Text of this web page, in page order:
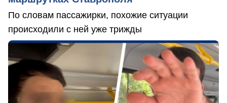
По словам пассажирки, похожие ситуации
происходили с ней уже трижды